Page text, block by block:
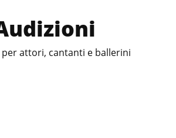
attori, cantanti e ballerini